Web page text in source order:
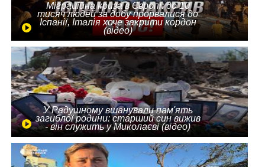
Міграційна криза в Європі: до 10
тисяч людей за добу прорвалися до
Іспанії, Італія хоче закрити кордон
(відео)
У Радушному вшанували пам'ять
загиблої родини: старший син вижив
- він служить у Миколаєві (відео)